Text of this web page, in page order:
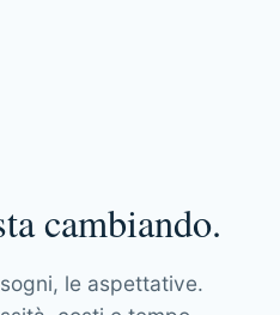
cambiando.
le aspettative.